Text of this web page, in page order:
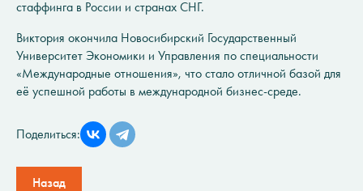
стаффинга в России и странах СНГ.
Виктория окончила Новосибирский Государственный
Университет Экономики и Управления по специальности
«Международные отношения», что стало отличной базой для
её успешной работы в международной бизнес-среде.
Поделиться:
Назад